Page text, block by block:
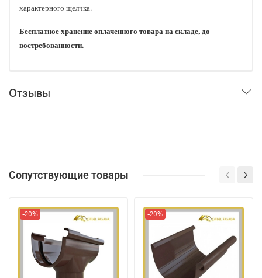
характерного щелчка.
Бесплатное хранение оплаченного товара на складе, до
востребованности.
Отзывы
Сопутствующие товары
-20% -20%